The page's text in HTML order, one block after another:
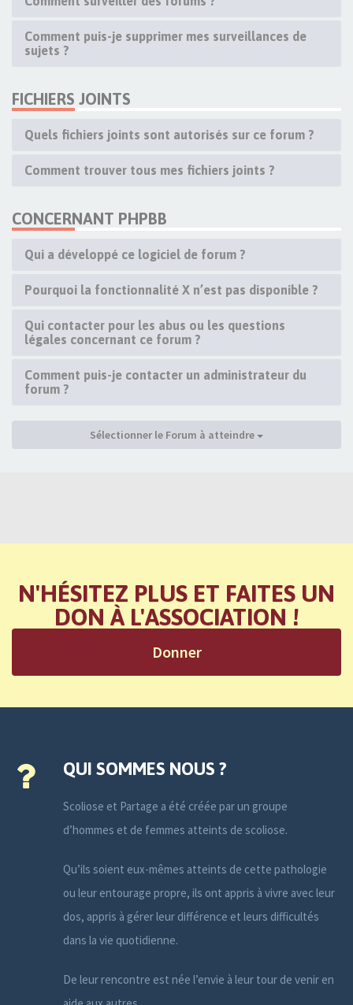
Comment puis-je supprimer mes surveillances de
sujets ?
FICHIERS JOINTS
Quels fichiers joints sont autorisés sur ce forum ?
Comment trouver tous mes fichiers joints ?
CONCERNANT PHPBB
Qui a développé ce logiciel de forum ?
Pourquoi la fonctionnalité X n’est pas disponible ?
Qui contacter pour les abus ou les questions
légales concernant ce forum ?
Comment puis-je contacter un administrateur du
forum ?
Sélectionner le Forum à atteindre
N'HÉSITEZ PLUS ET FAITES UN
DON À L'ASSOCIATION !
Donner
QUI SOMMES NOUS ?
Scoliose et Partage a été créée par un groupe
d’hommes et de femmes atteints de scoliose.
Qu’ils soient eux-mêmes atteints de cette pathologie
ou leur entourage propre, ils ont appris à vivre avec leur
dos, appris à gérer leur différence et leurs difficultés
dans la vie quotidienne.
De leur rencontre est née l’envie à leur tour de venir en